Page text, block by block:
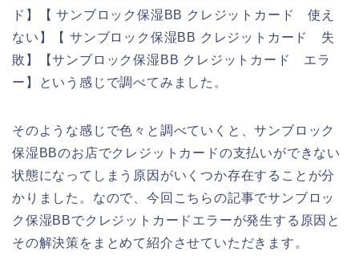
ド】【 サンブロック保湿BB クレジットカード 使え
ない】【 サンブロック保湿BB クレジットカード 失
敗】【サンブロック保湿BB クレジットカード エラ
ー】という感じで調べてみました。
そのような感じで色々と調べていくと、サンブロック
保湿BBのお店でクレジットカードの支払いができない
状態になってしまう原因がいくつか存在することが分
かりました。なので、今回こちらの記事でサンブロッ
ク保湿BBでクレジットカードエラーが発生する原因と
その解決策をまとめて紹介させていただきます。